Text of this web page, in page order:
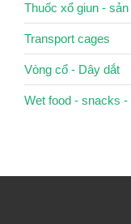
Thuốc xổ giun -
Transport cages
Vòng cổ - Dây dắt
Wet food - snacks -